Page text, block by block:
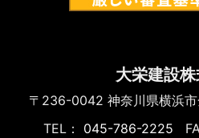
大栄建設
〒236-0042 神奈川県横浜
TEL：
045-786-2225